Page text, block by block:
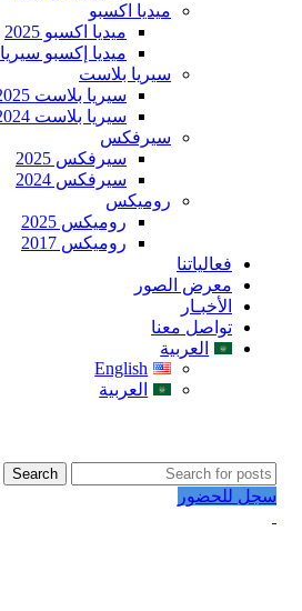
ميديا اكسبو
ميديا اكسبو 2025
ميديا إكسبو سيريا 2021
سيريا بلاست
سيريا بلاست 2025
سيريا بلاست 2024
سيرفكس
سيرفكس 2025
سيرفكس 2024
روميكس
روميكس 2025
روميكس 2017
فعالياتنا
معرض الصور
الأخبـار
تواصل معنا
العربية
English
العربية
Search
سجل للحضور